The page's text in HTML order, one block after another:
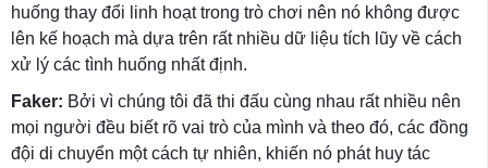
huống thay đổi linh hoạt trong trò chơi nên nó không được
lên kế hoạch mà dựa trên rất nhiều dữ liệu tích lũy về cách
xử lý các tình huống nhất định.
Faker: Bởi vì chúng tôi đã thi đấu cùng nhau rất nhiều nên
mọi người đều biết rõ vai trò của mình và theo đó, các đồng
đội di chuyển một cách tự nhiên, khiến nó phát huy tác